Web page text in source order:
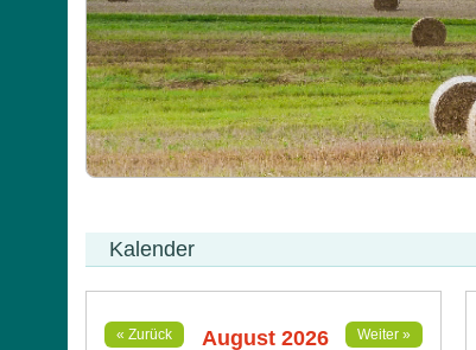
Kalender
« Zurück August 2026 Weiter »